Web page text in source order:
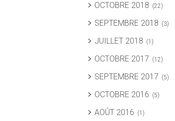
OCTOBRE 2018 (22)
SEPTEMBRE 2018 (3)
JUILLET 2018 (1)
OCTOBRE 2017 (12)
SEPTEMBRE 2017 (5)
OCTOBRE 2016 (5)
AOÛT 2016 (1)